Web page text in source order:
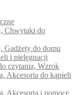
Chwytaki do
Gadżety do domu
i pielęgnacji
czytania, Wzrok
Akcesoria do kąpieli
Akcesoria i pomoce